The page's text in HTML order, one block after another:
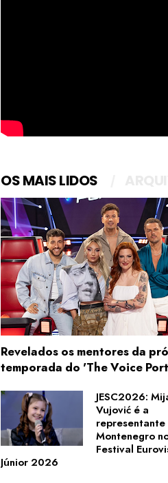
OS MAIS LIDOS
Revelados os mentores da
temporada do 'The Voice
JESC2026:
Vujović é a
Montenegro
Festival
Júnior 2026